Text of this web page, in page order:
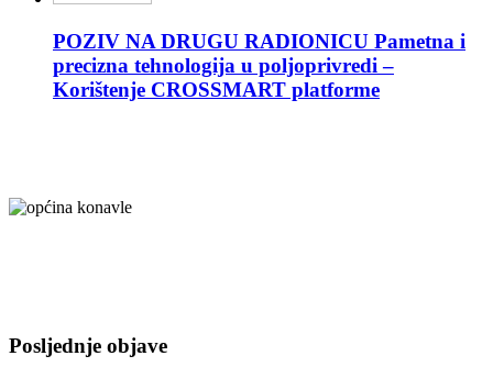
POZIV NA DRUGU RADIONICU Pametna i
precizna tehnologija u poljoprivredi –
Korištenje CROSSMART platforme
Posljednje objave